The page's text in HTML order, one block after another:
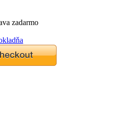
zadarmo